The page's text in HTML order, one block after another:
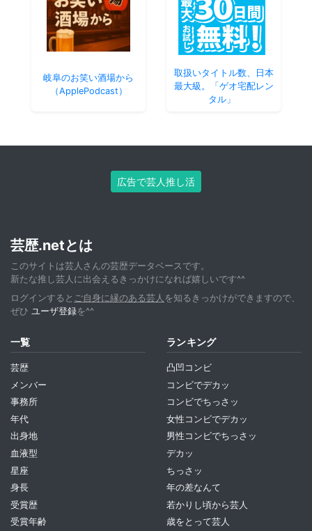
岐阜のお笑い酒場から
（ApplePodcast）
取扱いタイトル数、日本
最大級。「ゲオ宅配レン
タル」
広告で芸人推し活
芸歴.netとは
このサイトは芸人さんの芸歴データベースです。
新たな推し芸人に出会えるきっかけになれば嬉しいです^^
ログインすると ご自身に縁のある芸人 を知るきっかけができますので、
ぜひ ユーザ登録を^^
一覧
芸歴
メンバー
事務所
年代
出身地
血液型
星座
身長
受賞歴
受賞年齢
ランキング
凸凹コンビ
コンビでデカッ
コンビでちっさッ
女性コンビでデカッ
男性コンビでちっさッ
デカッ
ちっさッ
年の差なんて
若かりし頃から芸人
歳をとって芸人